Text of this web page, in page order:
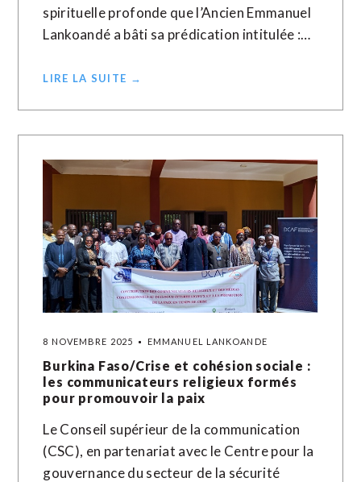
spirituelle profonde que l’Ancien Emmanuel
Lankoandé a bâti sa prédication intitulée :…
LIRE LA SUITE →
8 NOVEMBRE 2025 EMMANUEL LANKOANDE
Burkina Faso/Crise et cohésion sociale :
les communicateurs religieux formés
pour promouvoir la paix
Le Conseil supérieur de la communication
(CSC), en partenariat avec le Centre pour la
gouvernance du secteur de la sécurité